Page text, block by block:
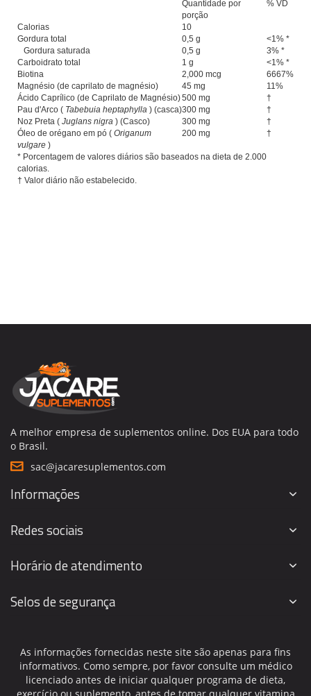
Quantidade por
porção
% VD
* Porcentagem de valores diários são baseados na dieta de 2.000
calorias.
† Valor diário não estabelecido.
Calorias
10
Gordura total
0,5 g
<1% *
Gordura saturada
0,5 g
3% *
Carboidrato total
1 g
<1% *
Biotina
2,000 mcg
6667%
Magnésio (de caprilato de magnésio)
45 mg
11%
Ácido Caprílico (de Caprilato de Magnésio)500 mg
†
Pau d'Arco ( Tabebuia heptaphylla ) (casca)300 mg
†
Noz Preta ( Juglans nigra ) (Casco) 300 mg
†
Óleo de orégano em pó ( Origanum
vulgare )
200 mg †
A melhor empresa de suplementos online. Dos EUA para todo
o Brasil.
sac@jacaresuplementos.com
Informações
Redes sociais
Horário de atendimento
Selos de segurança
As informações fornecidas neste site são apenas para fins
informativos. Como sempre, por favor consulte um médico
licenciado antes de iniciar qualquer programa de dieta,